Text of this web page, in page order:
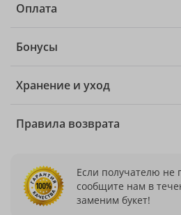
Оплата
Бонусы
Хранение и уход
Правила возврата
Если получателю не
сообщите нам в
заменим букет!